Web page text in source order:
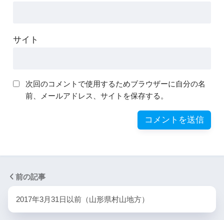
サイト
次回のコメントで使用するためブラウザーに自分の名
前、メールアドレス、サイトを保存する。
前の記事
2017年3月31日以前（山形県村山地方）